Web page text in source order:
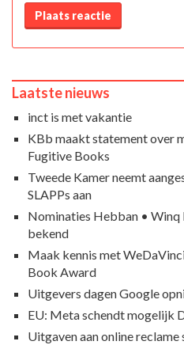
Plaats reactie
Laatste nieuws
inct is met vakantie
KBb maakt statement over
Fugitive Books
Tweede Kamer neemt
SLAPPs aan
Nominaties Hebban • Winq
bekend
Maak kennis met
Book Award
Uitgevers dagen Google
EU: Meta schendt mogelijk
Uitgaven aan online reclame